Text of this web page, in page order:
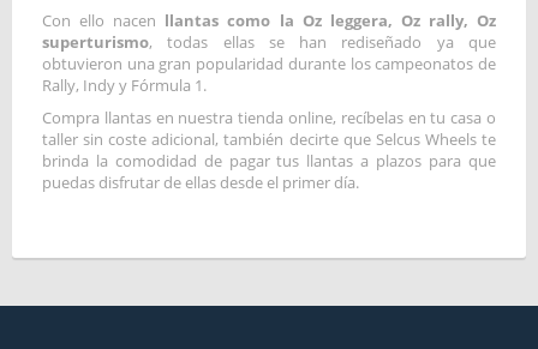
Con ello nacen llantas como la Oz leggera, Oz rally, Oz
superturismo, todas ellas se han rediseñado ya que
obtuvieron una gran popularidad durante los campeonatos de
Rally, Indy y Fórmula 1.
Compra llantas en nuestra tienda online, recíbelas en tu casa o
taller sin coste adicional, también decirte que Selcus Wheels te
brinda la comodidad de pagar tus llantas a plazos para que
puedas disfrutar de ellas desde el primer día.